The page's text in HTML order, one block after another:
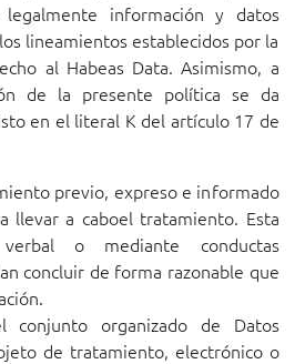
legalmente información y datos
lineamientos establecidos por la
al Habeas Data. Asimismo, a
de la presente política se da
en el literal K del artículo 17 de
previo, expreso e informado
llevar a caboel tratamiento. Esta
o mediante conductas
concluir de forma razonable que
conjunto organizado de Datos
de tratamiento, electrónico o